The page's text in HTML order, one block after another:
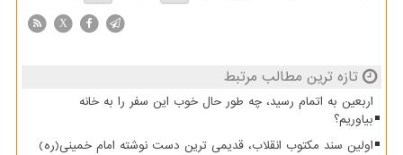
X
تازه ترین مطالب مرتبط
اربعین به اتمام رسید، چه طور حال خوب این سفر را به خانه
بیاوریم؟
اولین سند مکتوب انقلاب، قدیمی ترین دست نوشته امام خمینی(ره)